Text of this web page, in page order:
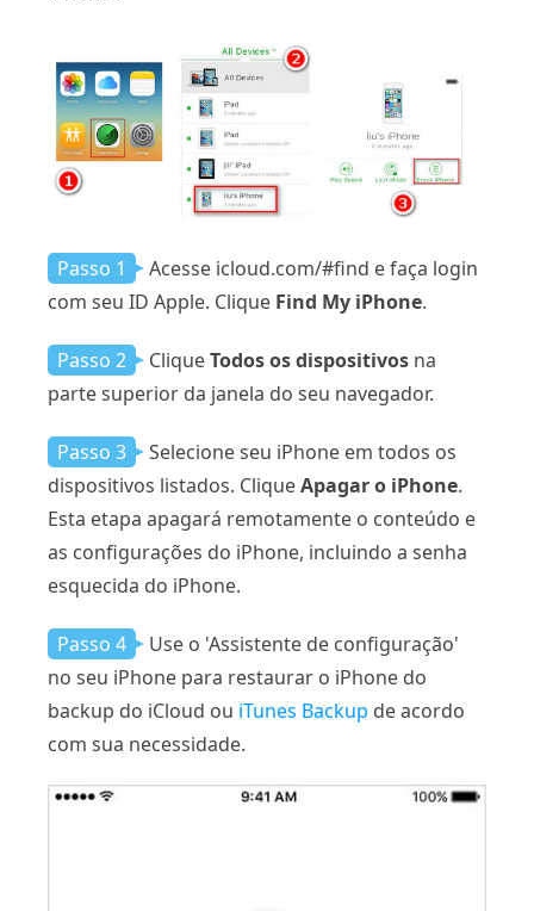
Passo 1
Acesse icloud.com/#find e faça login
com seu ID Apple. Clique Find My iPhone.
Passo 2 CliqueTodos os dispositivos na
parte superior da janela do seu navegador.
Passo 3
Selecione seu iPhone em todos os
dispositivos listados. CliqueApagar o iPhone.
Esta etapa apagará remotamente o conteúdo e
as configurações do iPhone, incluindo a senha
esquecida do iPhone.
Passo 4
Use o 'Assistente de configuração'
no seu iPhone para restaurar o iPhone do
backup do iCloud ou iTunes Backup de acordo
com sua necessidade.